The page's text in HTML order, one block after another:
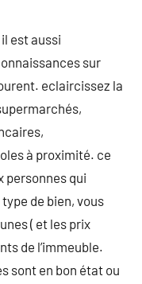
est aussi
sur
eclaircissez la
à proximité. ce
personnes qui
de bien, vous
( et les prix
de l’immeuble.
sont en bon état ou